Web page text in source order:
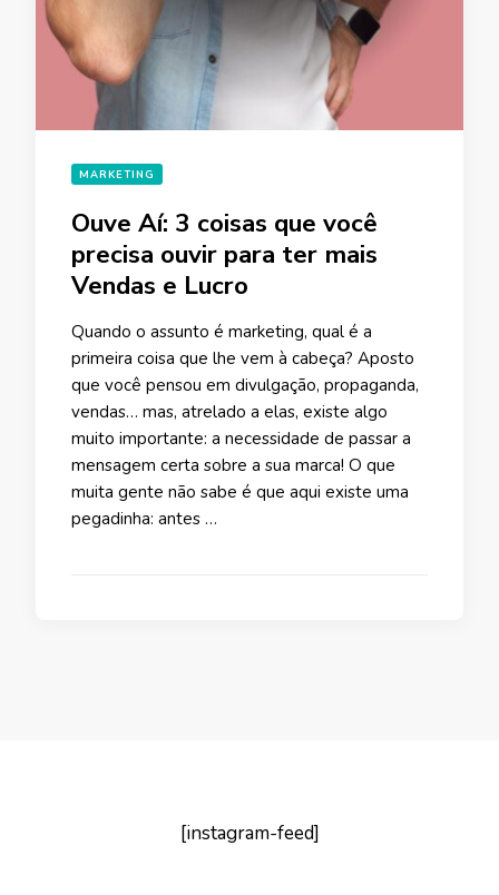
MARKETING
Ouve Aí: 3 coisas que você
precisa ouvir para ter mais
Vendas e Lucro
Quando o assunto é marketing, qual é a
primeira coisa que lhe vem à cabeça? Aposto
que você pensou em divulgação, propaganda,
vendas… mas, atrelado a elas, existe algo
muito importante: a necessidade de passar a
mensagem certa sobre a sua marca! O que
muita gente não sabe é que aqui existe uma
pegadinha: antes …
[instagram-feed]